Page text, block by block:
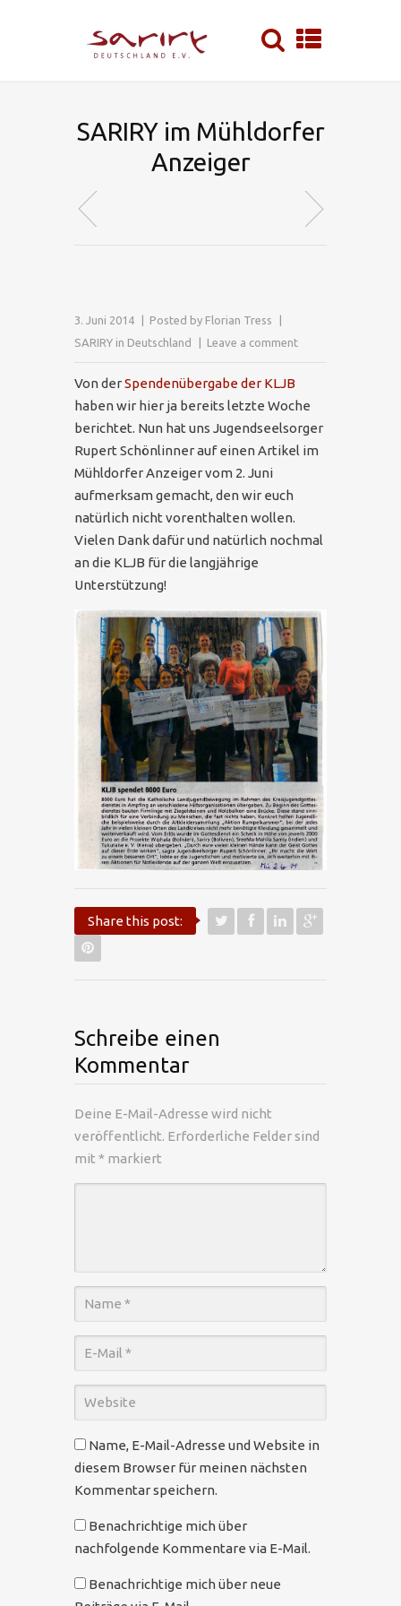
SARIRY im Mühldorfer
Anzeiger
3. Juni 2014 Posted by Florian Tress
SARIRY in Deutschland
Leave a comment
Von derSpendenübergabe der KLJB
haben wir hier ja bereits letzte Woche
berichtet. Nun hat uns Jugendseelsorger
Rupert Schönlinner auf einen Artikel im
Mühldorfer Anzeiger vom 2. Juni
aufmerksam gemacht, den wir euch
natürlich nicht vorenthalten wollen.
Vielen Dank dafür und natürlich nochmal
an die KLJB für die langjährige
Unterstützung!
Share this post:
Schreibe einen
Kommentar
Deine E-Mail-Adresse wird nicht
veröffentlicht. Erforderliche Felder sind
mit * markiert
Name, E-Mail-Adresse und Website in
diesem Browser für meinen nächsten
Kommentar speichern.
Benachrichtige mich über
nachfolgende Kommentare via E-Mail.
Benachrichtige mich über neue